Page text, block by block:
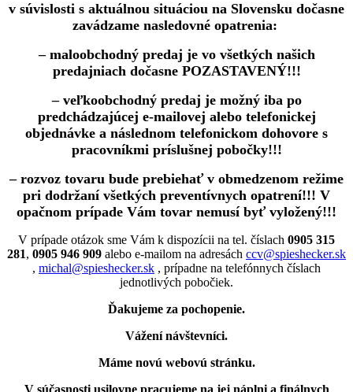
v súvislosti s aktuálnou situáciou na Slovensku dočasne
zavádzame nasledovné opatrenia:
– maloobchodný predaj je vo všetkých našich
predajniach dočasne POZASTAVENÝ!!!
– veľkoobchodný predaj je možný iba po
predchádzajúcej e-mailovej alebo telefonickej
objednávke a následnom telefonickom dohovore s
pracovníkmi príslušnej pobočky!!!
– rozvoz tovaru bude prebiehať v obmedzenom režime
pri dodržaní všetkých preventívnych opatrení!!! V
opačnom prípade Vám tovar nemusí byť vyložený!!!
V prípade otázok sme Vám k dispozícii na tel. číslach 0905 315
281, 0905 946 909 alebo e-mailom na adresách ccv@spieshecker.sk
, michal@spieshecker.sk , prípadne na telefónnych číslach
jednotlivých pobočiek.
Ďakujeme za pochopenie.
Vážení návštevníci.
Máme novú webovú stránku.